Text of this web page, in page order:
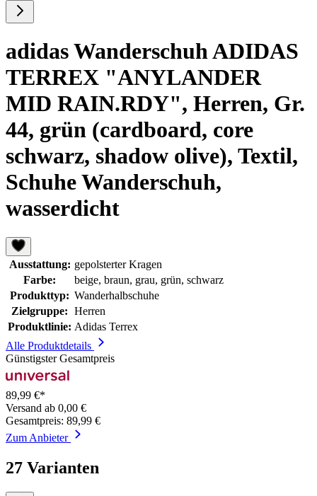
adidas Wanderschuh ADIDAS
TERREX "ANYLANDER
MID RAIN.RDY", Herren, Gr.
44, grün (cardboard, core
schwarz, shadow olive), Textil,
Schuhe Wanderschuh,
wasserdicht
Ausstattung: gepolsterter Kragen
Farbe:
beige, braun, grau, grün, schwarz
Produkttyp: Wanderhalbschuhe
Zielgruppe: Herren
Produktlinie: Adidas Terrex
Alle Produktdetails
Günstigster Gesamtpreis
89,99 €*
Versand ab 0,00 €
Gesamtpreis: 89,99 €
Zum Anbieter
27 Varianten